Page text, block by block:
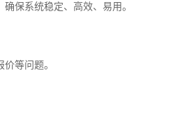
保系统稳定、高效、易用。
等问题。